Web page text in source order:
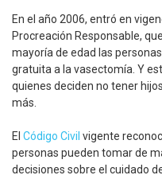
En el año 2006, entró en
Procreación Responsable,
mayoría de edad las
gratuita a la vasectomía. Y
quienes deciden no tener
más.
El Código Civil vigente
personas pueden tomar de
decisiones sobre el cuidado